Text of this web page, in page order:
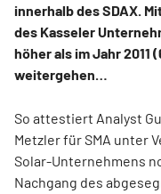
innerhalb des SDAX.
des Kasseler
höher als im Jahr 2011
weitergehen…
So attestiert Analyst
Metzler für SMA unter
Solar-Unternehmens
Nachgang des